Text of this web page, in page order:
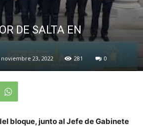
DE SALTA EN
noviembre 23, 2022 281 0
bloque, junto al Jefe de Gabinete